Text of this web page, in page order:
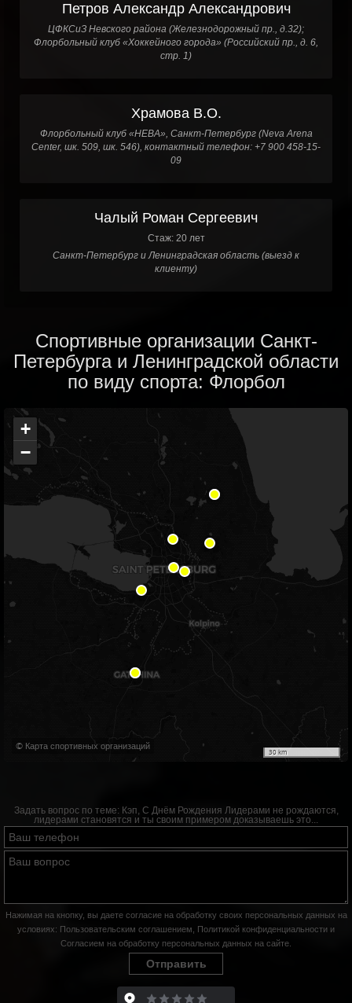
Петров Александр Александрович
ЦФКСиЗ Невского района (Железнодорожный пр., д.32);
Флорбольный клуб «Хоккейного города» (Российский пр., д. 6,
стр. 1)
Храмова В.О.
Флорбольный клуб «НЕВА», Санкт-Петербург (Neva Arena
Center, шк. 509, шк. 546), контактный телефон: +7 900 458-15-
09
Чалый Роман Сергеевич
Стаж: 20 лет
Санкт-Петербург и Ленинградская область (выезд к
клиенту)
Спортивные организации Санкт-
Петербурга и Ленинградской области
по виду спорта: Флорбол
+
−
© Карта спортивных организаций
30 km
Задать вопрос по теме: Кэп, С Днём Рождения Лидерами не рождаются,
лидерами становятся и ты своим примером доказываешь это...
Нажимая на кнопку, вы даете согласие на обработку своих персональных данных на
условиях: Пользовательским соглашением Политикой конфиденциальности и
Согласием на обработку персональных данных на сайте
Отправить